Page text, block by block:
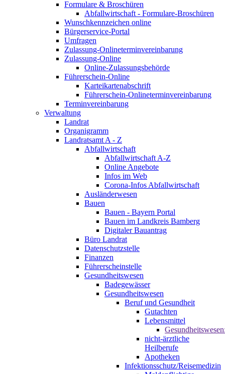
Formulare & Broschüren
Abfallwirtschaft - Formulare-Broschüren
Wunschkennzeichen online
Bürgerservice-Portal
Umfragen
Zulassung-Onlineterminvereinbarung
Zulassung-Online
Online-Zulassungsbehörde
Führerschein-Online
Karteikartenabschrift
Führerschein-Onlineterminvereinbarung
Terminvereinbarung
Verwaltung
Landrat
Organigramm
Landratsamt A - Z
Abfallwirtschaft
Abfallwirtschaft A-Z
Online Angebote
Infos im Web
Corona-Infos Abfallwirtschaft
Ausländerwesen
Bauen
Bauen - Bayern Portal
Bauen im Landkreis Bamberg
Digitaler Bauantrag
Büro Landrat
Datenschutzstelle
Finanzen
Führerscheinstelle
Gesundheitswesen
Badegewässer
Gesundheitswesen
Beruf und Gesundheit
Gutachten
Lebensmittel
nicht-ärztliche
Heilberufe
Apotheken
Infektionsschutz/Reisemedizin